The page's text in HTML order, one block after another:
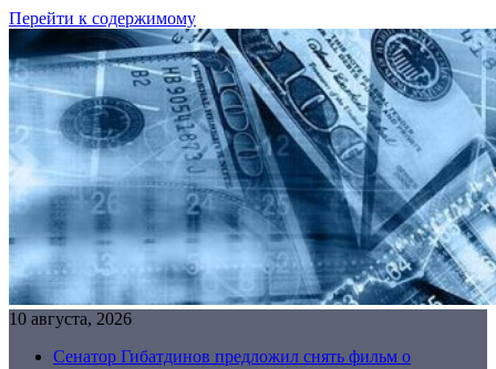
Перейти к содержимому
10 августа, 2026
Сенатор Гибатдинов предложил снять фильм о